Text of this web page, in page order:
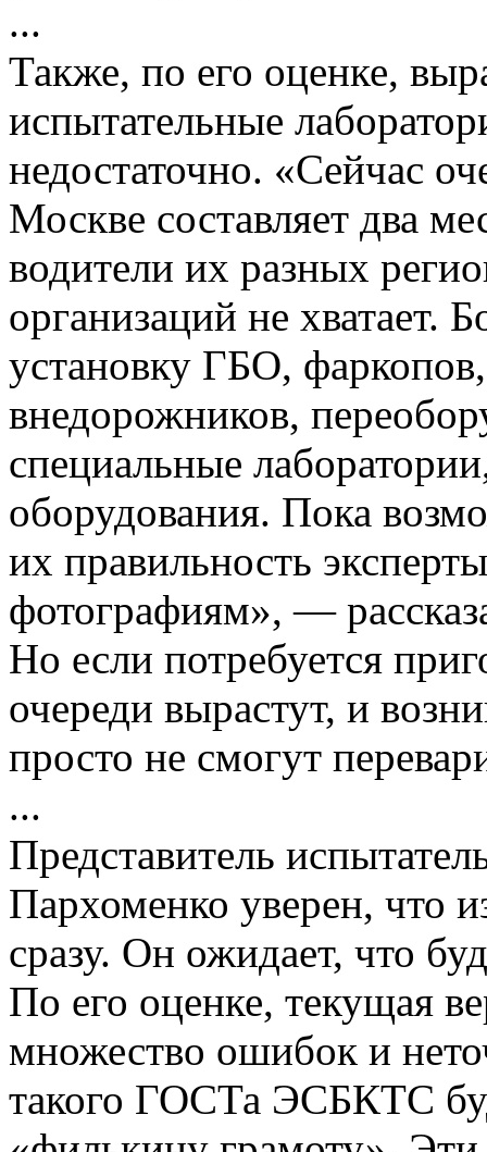
...
Также, по его оценке,
испытательные
недостаточно. «Сейчас
Москве составляет два
водители их разных
организаций не хватает.
установку ГБО,
внедорожников,
специальные
оборудования. Пока
их правильность
фотографиям», —
Но если потребуется
очереди вырастут, и
просто не смогут
...
Представитель
Пархоменко уверен, что
сразу. Он ожидает, что
По его оценке, текущая
множество ошибок и
такого ГОСТа ЭСБКТС